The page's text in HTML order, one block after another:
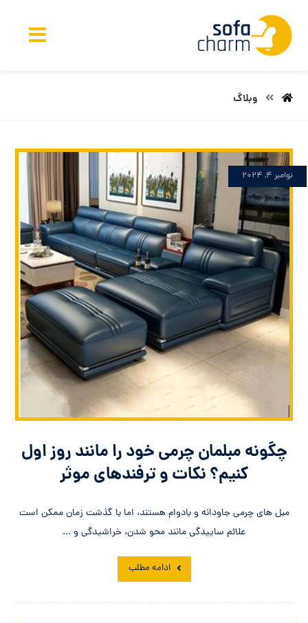
وبلاگ
چگونه مبلمان چرمی خود را مانند روز اول
کنیم؟ نکات و ترفندهای موثر
نوامبر ۴, ۲۰۲۴
مبل های چرمی جاودانه و بادوام هستند، اما با گذشت زمان ممکن است
علائم ساییدگی مانند محو شدن، خراشیدگی و ...
ادامه مطلب